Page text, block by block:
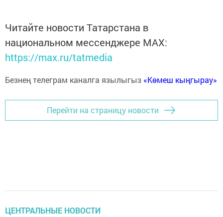
Читайте новости Татарстана в
национальном мессенджере MАХ:
https://max.ru/tatmedia
Безнең телеграм каналга язылыгыз «Көмеш кыңгырау»
Перейти на страницу новости
ЦЕНТРАЛЬНЫЕ НОВОСТИ